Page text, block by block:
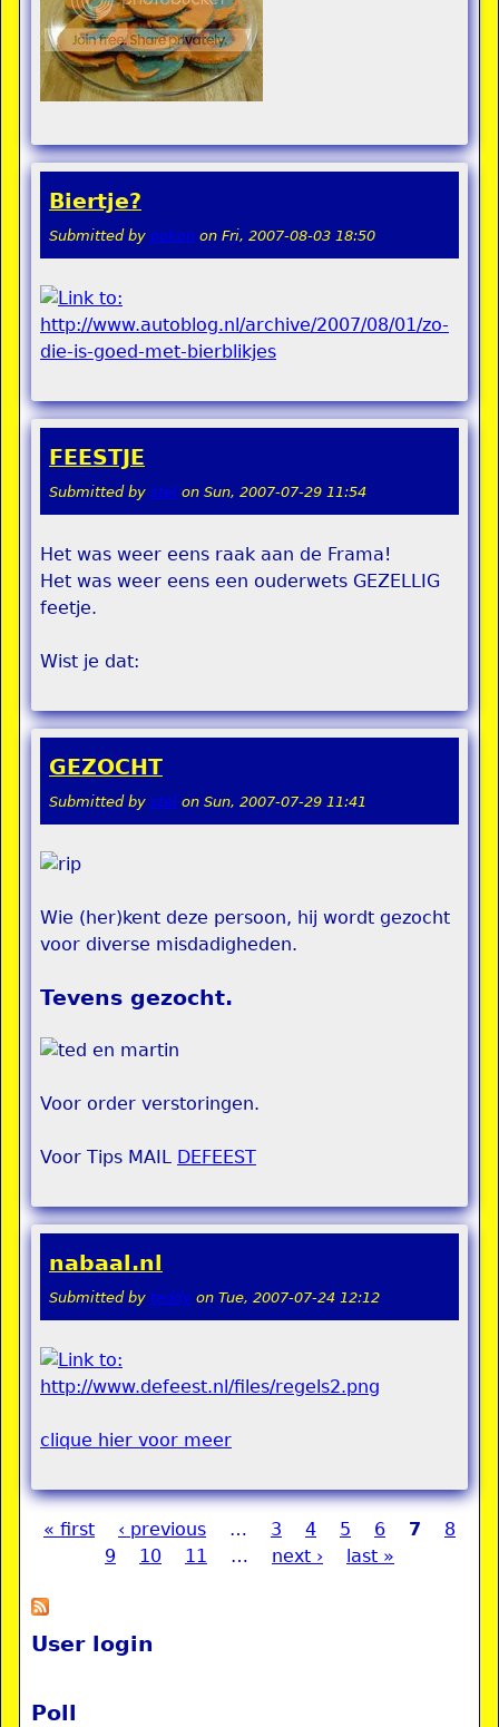
Biertje?
Submitted by pokon on Fri, 2007-08-03 18:50
FEESTJE
Submitted by stel on Sun, 2007-07-29 11:54
Het was weer eens raak aan de Frama!
Het was weer eens een ouderwets GEZELLIG
feetje.
Wist je dat:
GEZOCHT
Submitted by stel on Sun, 2007-07-29 11:41
Wie (her)kent deze persoon, hij wordt gezocht
voor diverse misdadigheden.
Tevens gezocht.
Voor order verstoringen.
Voor Tips MAIL DEFEEST
nabaal.nl
Submitted by teddy on Tue, 2007-07-24 12:12
clique hier voor meer
« first ‹ previous … 3 4 5 6 7
8
9
10 11 … next › last »
User login
Poll